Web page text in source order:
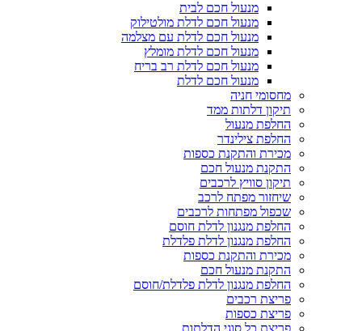
מנעול חכם לבית
מנעול חכם לדלת מולטילוק
מנעול חכם לדלת עם מצלמה
מנעול חכם לדלת מומלץ
מנעול חכם לדלת רב בריח
מנעול חכם לדלת
מחסומי חניה
תיקון דלתות ממד
החלפת מנעול
החלפת צילינדר
מכירת והתקנת כספות
התקנת מנעול חכם
תיקון סוויץ לרכבים
שיחזור מפתח לרכב
שכפול מפתחות לרכבים
החלפת מנגנון לדלת חוסם
החלפת מנגנון לדלת פלדלת
מכירת והתקנת כספות
התקנת מנעול חכם
החלפת מנגנון לדלת פלדלת/חוסם
פריצת רכבים
פריצת כספות